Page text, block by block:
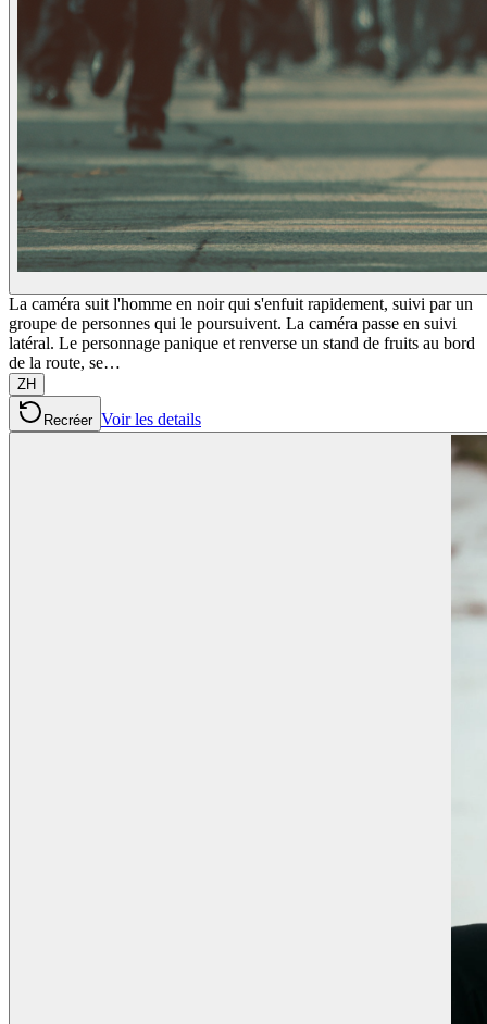
La caméra suit l'homme en noir qui s'enfuit rapidement, suivi par un
groupe de personnes qui le poursuivent. La caméra passe en suivi
latéral. Le personnage panique et renverse un stand de fruits au bord
de la route, se…
ZH
Recréer Voir les details